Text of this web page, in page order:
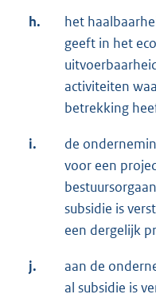
h.
het
geeft in het
activiteiten
betrekking
i.
de
voor een
subsidie is
een dergelijk
j.
aan de
al subsidie is